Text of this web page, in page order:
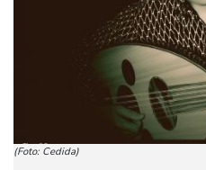
(Foto: Cedida)